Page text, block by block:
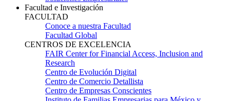
Facultad e Investigación
FACULTAD
Conoce a nuestra Facultad
Facultad Global
CENTROS DE EXCELENCIA
FAIR Center for Financial Access, Inclusion and
Research
Centro de Evolución Digital
Centro de Comercio Detallista
Centro de Empresas Conscientes